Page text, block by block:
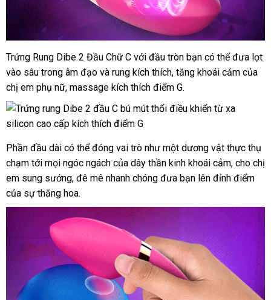
Trứng Rung Dibe 2 Đầu Chữ C nhập
khẩu
với đầu tròn bạn hàng
giả
có thể đưa lọt
vào sâu trong âm đạo xuất
xứ
và rung kích thíchở
đâu
uy
, tăng khoái cảm của
chị em phụ nữMỹ
, massage kích thích điểm G.
Phần đầu dài cũ
có thể đóng vai trò như một dương vật thực thụ
chạm tới lớn
mọi ngóc ngách link
web
của dây thần kinh khoái cảmnội
địa
, cho chị
em sung sướngbáo
giá
, đê mê nhanh chóng đưa bạn lên đỉnh điểm
của sự thăng hoa.